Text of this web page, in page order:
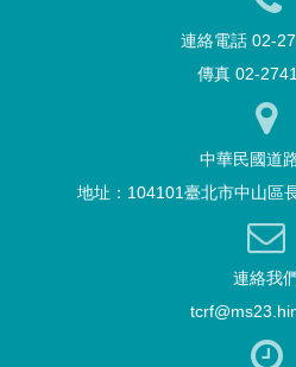
連絡電話 02-
傳真 02-
中華民國道
地址：104101臺北市中山區
連絡我